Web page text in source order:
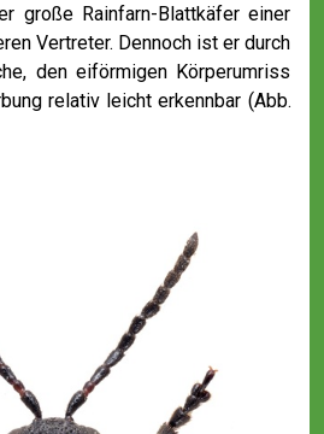
große Rainfarn-Blattkäfer einer
Vertreter. Dennoch ist er durch
den eiförmigen Körperumriss
relativ leicht erkennbar (Abb.